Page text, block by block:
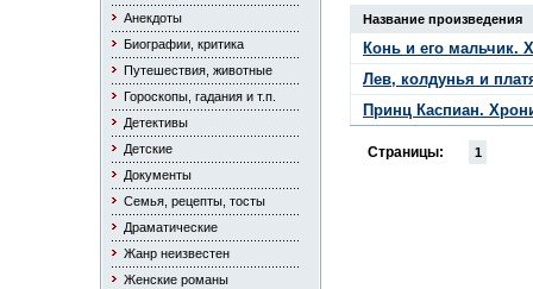
Анекдоты
Биографии, критика
Путешествия, животные
Гороскопы, гадания и т.п.
Детективы
Детские
Документы
Семья, рецепты, тосты
Драматические
Жанр неизвестен
Женские романы
Название произведения
Конь и его мальчик.
Лев, колдунья и
Принц Каспиан.
Страницы: 1